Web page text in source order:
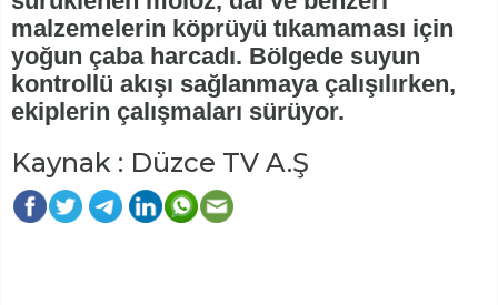
malzemelerin köprüyü tıkamaması için
yoğun çaba harcadı. Bölgede suyun
kontrollü akışı sağlanmaya çalışılırken,
ekiplerin çalışmaları sürüyor.
Kaynak : Düzce TV A.Ş